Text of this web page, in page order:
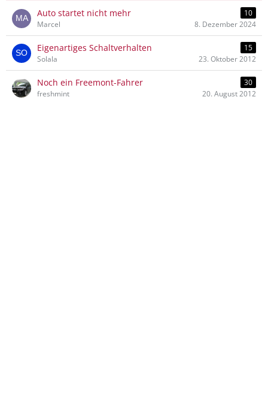
Auto startet nicht mehr
10
Marcel
8. Dezember 2024
Eigenartiges Schaltverhalten
15
Solala
23. Oktober 2012
Noch ein Freemont-Fahrer
30
freshmint
20. August 2012